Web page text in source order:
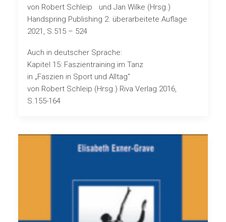
von Robert Schleip und Jan Wilke (Hrsg.)
Handspring Publishing 2. überarbeitete Auflage
2021, S.515 – 524
Auch in deutscher Sprache:
Kapitel 15: Faszientraining im Tanz
in „Faszien in Sport und Alltag“
von Robert Schleip (Hrsg.) Riva Verlag 2016,
S.155-164